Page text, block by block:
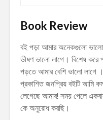
Book Review
বই পড়া আমার অনেকগুলো
ভীষণ ভালো লাগে। বিশেষ করে
পড়তে আমার বেশি ভালো
প্রকাশিত জনপ্রিয় বইটি আমি
লেগেছে আমার! সময় পেলে
কে অনুরোধ করছি।